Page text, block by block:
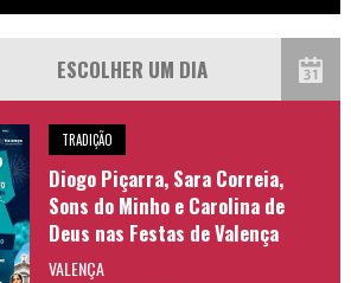
TRADIÇÃO
Diogo Piçarra, Sara Correia,
Sons do Minho e Carolina de
Deus nas Festas de Valença
VALENÇA